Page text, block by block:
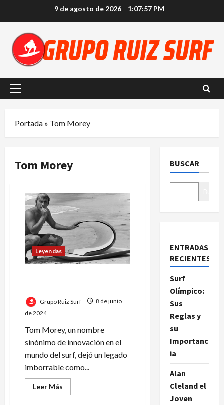
contenido
9 de agosto de 2026 1:07:57 PM
Menú
Portada » Tom Morey
Tom Morey
Leyendas
Grupo Ruiz Surf
8 de junio
de 2024
Tom Morey, un nombre
sinónimo de innovación en el
mundo del surf, dejó un legado
imborrable como...
Leer Más
más
BUSCAR
ENTRADAS
RECIENTES
Surf
Olímpico:
Sus
Reglas y
su
Importanc
ia
Alan
Cleland el
Joven